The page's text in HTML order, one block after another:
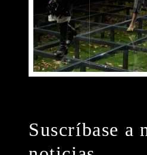
Suscríbase a